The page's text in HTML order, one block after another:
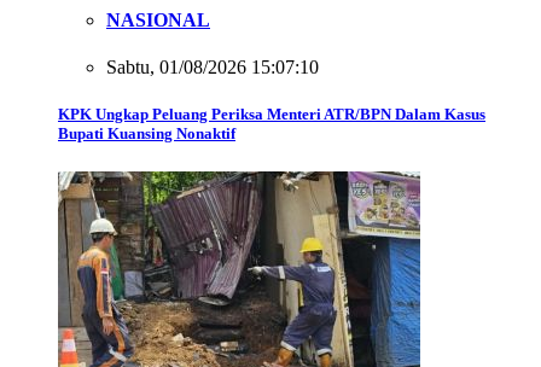
NASIONAL
Sabtu, 01/08/2026 15:07:10
KPK Ungkap Peluang Periksa Menteri ATR/BPN Dalam Kasus
Bupati Kuansing Nonaktif